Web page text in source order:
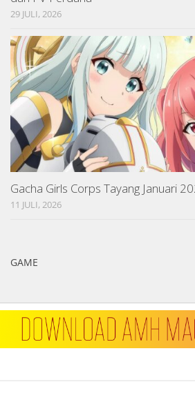
29 JULI, 2026
Gacha Girls Corps Tayang Januari
11 JULI, 2026
GAME